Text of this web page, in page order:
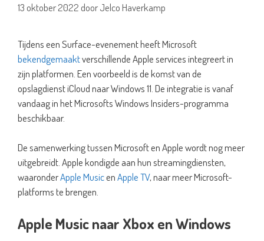
13 oktober 2022 doorJelco Haverkamp
Tijdens een Surface-evenement heeft Microsoft
bekendgemaaktverschillende Apple services integreert in
zijn platformen. Een voorbeeld is de komst van de
opslagdienst iCloud naar Windows 11. De integratie is vanaf
vandaag in het Microsofts Windows Insiders-programma
beschikbaar.
De samenwerking tussen Microsoft en Apple wordt nog meer
uitgebreidt. Apple kondigde aan hun streamingdiensten,
waaronderApple MusicenApple TV, naar meer Microsoft-
platforms te brengen.
Apple Music naar Xbox en Windows